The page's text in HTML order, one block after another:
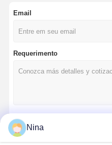
Fábrica
Controle De
Email
Requerimento
Nina